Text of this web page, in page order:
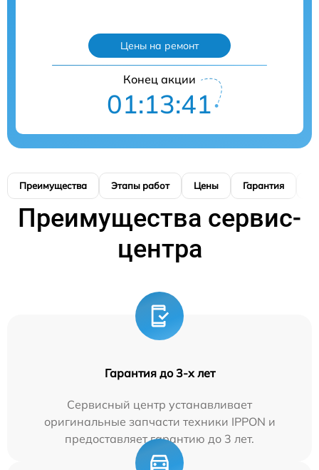
Цены на ремонт
Конец акции
01:13:40
Преимущества Этапы работ Цены Гарантия
Преимущества сервис-
центра
Гарантия до 3-х лет
Сервисный центр устанавливает
оригинальные запчасти техники IPPON и
предоставляет гарантию до 3 лет.